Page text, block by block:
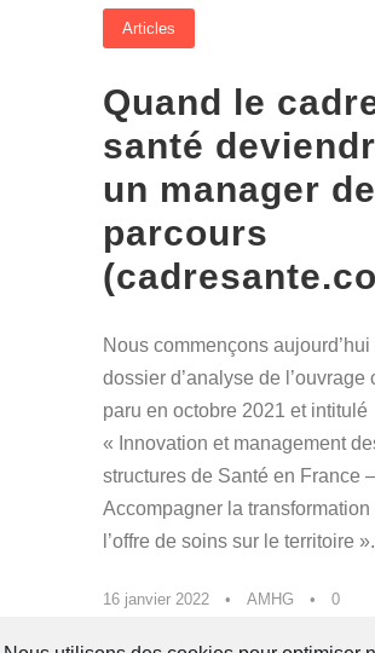
Articles
Quand le
santé
un manager de
parcours
Nous commençons aujourd’hui
dossier d’analyse de l’ouvrage
paru en octobre 2021 et intitulé
« Innovation et management
structures de Santé en France –
Accompagner la transformation
l’offre de soins sur le territoire
16 janvier 2022 • AMHG • 0